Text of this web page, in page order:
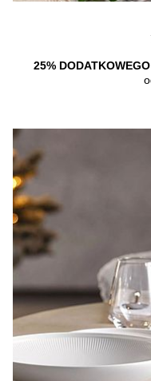
25%